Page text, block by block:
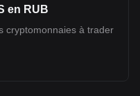
en RUB
cryptomonnaies à trader